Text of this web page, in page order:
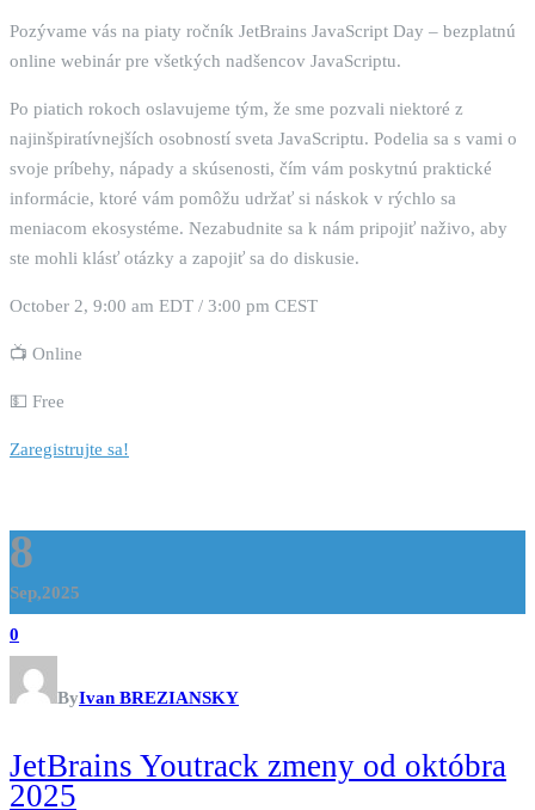
Pozývame vás na piaty ročník JetBrains JavaScript Day – bezplatnú
online webinár pre všetkých nadšencov JavaScriptu.
Po piatich rokoch oslavujeme tým, že sme pozvali niektoré z
najinšpiratívnejších osobností sveta JavaScriptu. Podelia sa s vami o
svoje príbehy, nápady a skúsenosti, čím vám poskytnú praktické
informácie, ktoré vám pomôžu udržať si náskok v rýchlo sa
meniacom ekosystéme. Nezabudnite sa k nám pripojiť naživo, aby
ste mohli klásť otázky a zapojiť sa do diskusie.
October 2, 9:00 am EDT / 3:00 pm CEST
📺 Online
💵 Free
Zaregistrujte sa!
8
Sep,2025
0
ByIvan BREZIANSKY
JetBrains Youtrack zmeny od októbra
2025